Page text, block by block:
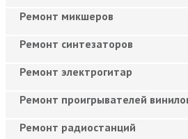
Ремонт микшеров
Ремонт синтезаторов
Ремонт электрогитар
Ремонт проигрывателей
Ремонт радиостанций